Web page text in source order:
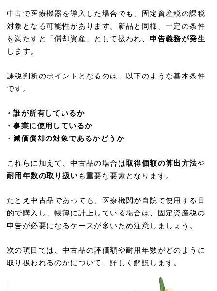
中古で医療機器を導入した場合でも、固定資産税の課税
対象となる可能性があります。新品と同様、一定の条件
を満たすと「償却資産」として扱われ、 申告義務が発生
します。
課税判断のポイントとなるのは、以下のような基本条件
です。
・誰が所有しているか
・事業に使用しているか
・減価償却の対象であるかどうか
これらに加えて、中古品の場合は取得価額の算出方法や
耐用年数の取り扱い も重要な要素となります。
たとえ中古品であっても、医療機関が自院で使用する目
的で購入し、帳簿に計上している場合は、固定資産税の
申告が必要になるケースが多いため注意しましょう。
次の項目では、中古品の評価額や耐用年数がどのように
取り扱われるのかについて、詳しく解説します。